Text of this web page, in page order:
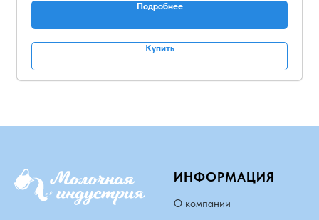
Подробнее
Купить
ИНФОРМАЦИЯ
О компании